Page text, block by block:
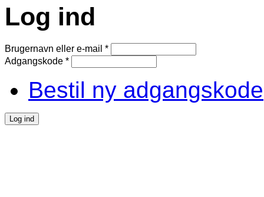
Log ind
Brugernavn eller e-mail *
Adgangskode *
Bestil ny adgangskode